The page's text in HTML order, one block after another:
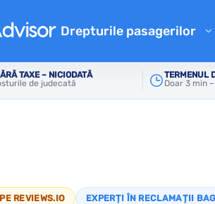
Drepturile pasagerilor
Calculator de despăgubiri
Despăgubire pentru zbor
Compensațiile companiilor
TAXE – NICIODATĂ
de judecată
TERMENUL
Doar 3 min
Despăgubiri pentru bagaje deteriorate,
REVIEWS.IO EXPERȚI ÎN RECLAMAȚII